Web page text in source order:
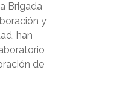
Brigada
y
han
de